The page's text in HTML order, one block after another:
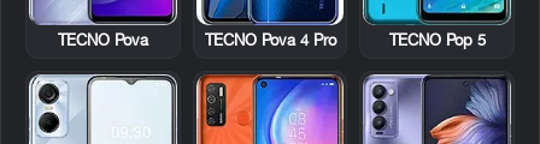
TECNO Pop 5
TECNO Pova 4 Pro
TECNO Pova